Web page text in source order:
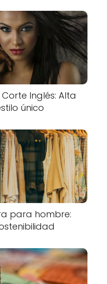
Corte Inglés: Alta
único
para hombre: